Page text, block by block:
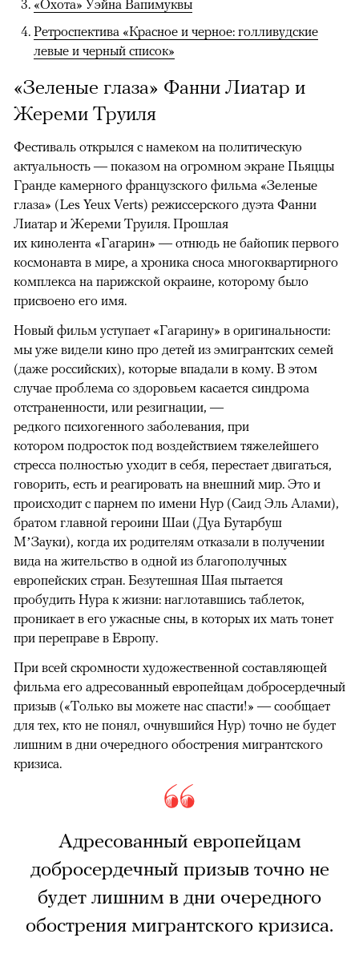
«Охота» Уэйна Вапимуквы
Ретроспектива «Красное и черное: голливудские
левые и черный список»
«Зеленые глаза» Фанни Лиатар и
Жереми Труиля
Фестиваль открылся с намеком на политическую
актуальность — показом на огромном экране Пьяццы
Гранде камерного французского фильма «Зеленые
глаза» (Les Yeux Verts) режиссерского дуэта Фанни
Лиатар и Жереми Труиля. Прошлая
их кинолента «Гагарин» — отнюдь не байопик первого
космонавта в мире, а хроника сноса многоквартирного
комплекса на парижской окраине, которому было
присвоено его имя.
Новый фильм уступает «Гагарину» в оригинальности:
мы уже видели кино про детей из эмигрантских семей
(даже российских), которые впадали в кому. В этом
случае проблема со здоровьем касается синдрома
отстраненности, или резигнации, —
редкого психогенного заболевания, при
котором подросток под воздействием тяжелейшего
стресса полностью уходит в себя, перестает двигаться,
говорить, есть и реагировать на внешний мир. Это и
происходит с парнем по имени Нур (Саид Эль Алами),
братом главной героини Шаи (Дуа Бутарбуш
М’Зауки), когда их родителям отказали в получении
вида на жительство в одной из благополучных
европейских стран. Безутешная Шая пытается
пробудить Нура к жизни: наглотавшись таблеток,
проникает в его ужасные сны, в которых их мать тонет
при переправе в Европу.
При всей скромности художественной составляющей
фильма его адресованный европейцам добросердечный
призыв («Только вы можете нас спасти!» — сообщает
для тех, кто не понял, очнувшийся Нур) точно не будет
лишним в дни очередного обострения мигрантского
кризиса.
Адресованный европейцам
добросердечный призыв точно не
будет лишним в дни очередного
обострения мигрантского кризиса.